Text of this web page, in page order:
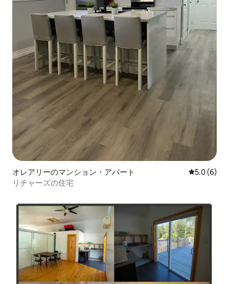
オレアリーのマンション・アパート レビュー6
5.0 (6)
リチャーズの住宅